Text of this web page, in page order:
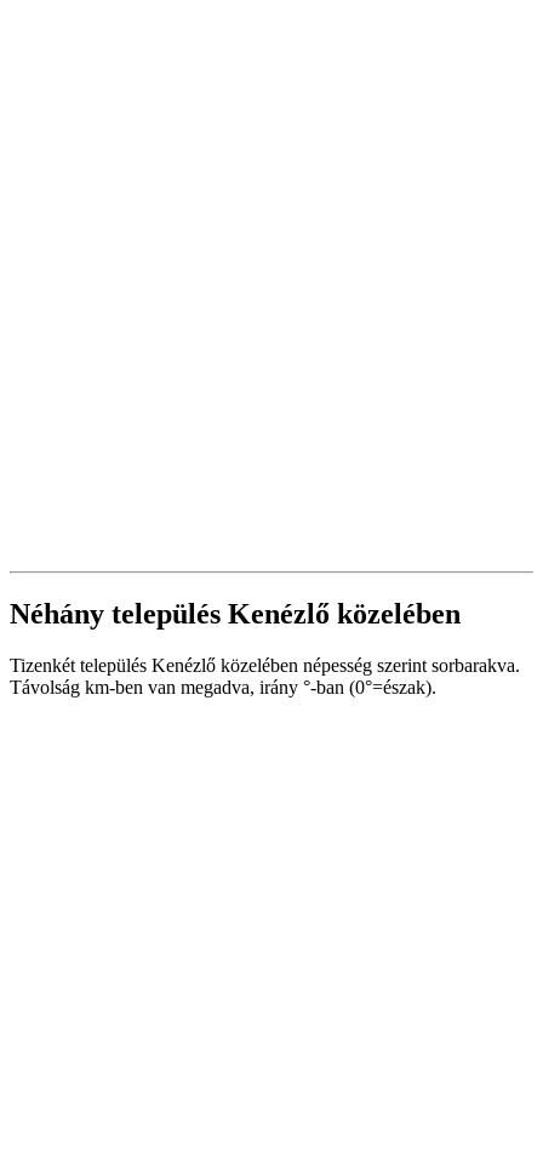
Néhány település Kenézlő közelében
Tizenkét település Kenézlő közelében népesség szerint sorbarakva.
Távolság km-ben van megadva, irány °-ban (0°=észak).